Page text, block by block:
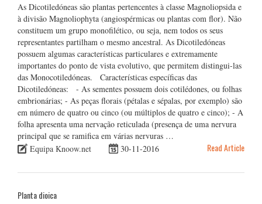
As Dicotiledóneas são plantas pertencentes à classe Magnoliopsida e
à divisão Magnoliophyta (angiospérmicas ou plantas com flor). Não
constituem um grupo monofilético, ou seja, nem todos os seus
representantes partilham o mesmo ancestral. As Dicotiledóneas
possuem algumas características particulares e extremamente
importantes do ponto de vista evolutivo, que permitem distingui-las
das Monocotiledóneas. Características específicas das
Dicotiledóneas: - As sementes possuem dois cotilédones, ou folhas
embrionárias; - As peças florais (pétalas e sépalas, por exemplo) são
em número de quatro ou cinco (ou múltiplos de quatro e cinco); - A
folha apresenta uma nervação reticulada (presença de uma nervura
principal que se ramifica em várias nervuras …
Equipa Knoow.net
30-11-2016 Read Article
Planta dioica